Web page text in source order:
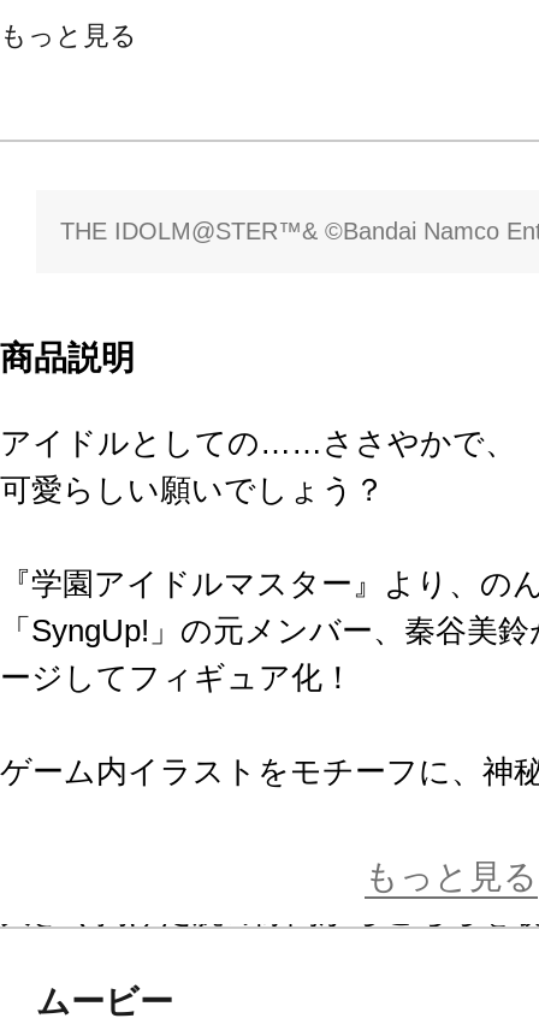
もっと見る
THE IDOLM@STER™& ©Bandai Namco
商品説明
アイドルとしての……ささやかで、
可愛らしい願いでしょう？
『学園アイドルマスター』より、の
「SyngUp!」の元メンバー、秦谷美
ージしてフィギュア化！
ゲーム内イラストをモチーフに、神
アならではの鑑賞の楽しさを味わえ
もっと見る
ムービー